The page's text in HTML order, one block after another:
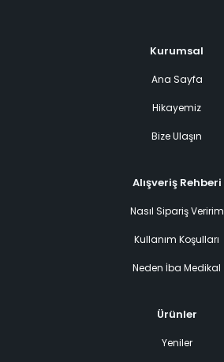
Kurumsal
Ana Sayfa
Hikayemiz
Bize Ulaşın
Alışveriş Rehberi
Nasıl Sipariş Veririm
Kullanım Koşulları
Neden İba Medikal
Ürünler
Yeniler